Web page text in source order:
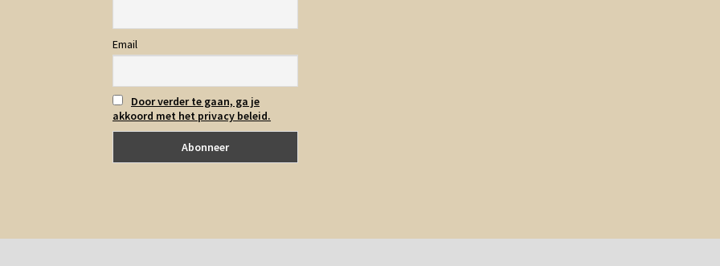
Email
Door verder te gaan, ga je
akkoord met het privacy beleid.